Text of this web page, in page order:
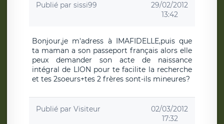
Publié par sissi99
29/02/2012
13:42
Bonjour,je m'adress à IMAFIDELLE,puis que
ta maman a son passeport français alors elle
peux demander son acte de naissance
intégral de LION pour te facilite la recherche
et tes 2soeurs+tes 2 frères sont-ils mineures?
Publié par Visiteur
02/03/2012
17:32